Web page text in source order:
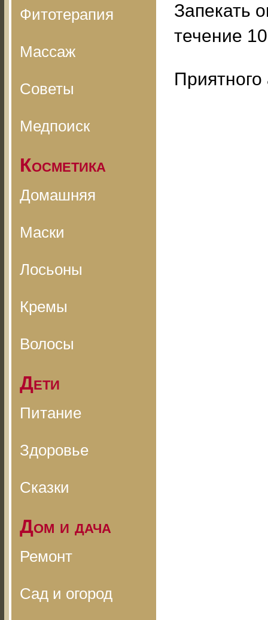
Фитотерапия
Массаж
Советы
Медпоиск
Косметика
Домашняя
Маски
Лосьоны
Кремы
Волосы
Дети
Питание
Здоровье
Сказки
Дом и дача
Ремонт
Сад и огород
Запекать
течение
Приятного